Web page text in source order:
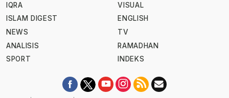
IQRA
ISLAM DIGEST
NEWS
ANALISIS
SPORT
VISUAL
ENGLISH
TV
RAMADHAN
INDEKS